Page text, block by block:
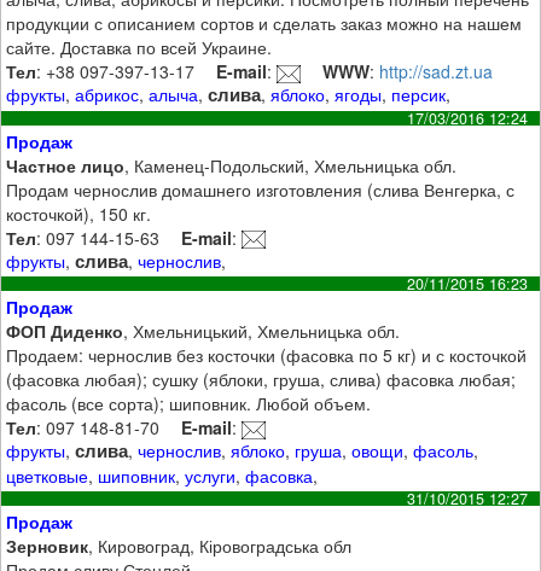
продукции с описанием сортов и сделать заказ можно на нашем
сайте. Доставка по всей Украине.
Тел: +38 097-397-13-17 E-mail: WWW: http://sad.zt.ua
фрукты,абрикос,алыча,слива,яблоко,ягоды, персик,
17/03/2016 12:24
Продаж
Частное лицо, Каменец-Подольский, Хмельницька обл.
Продам чернослив домашнего изготовления (слива Венгерка, с
косточкой), 150 кг.
Тел: 097 144-15-63 E-mail:
фрукты,слива,чернослив,
20/11/2015 16:23
Продаж
ФОП Диденко, Хмельницький, Хмельницька обл.
Продаем: чернослив без косточки (фасовка по 5 кг) и с косточкой
(фасовка любая); сушку (яблоки, груша, слива) фасовка любая;
фасоль (все сорта); шиповник. Любой объем.
Тел: 097 148-81-70 E-mail:
фрукты,слива,чернослив,яблоко, груша,овощи,фасоль,
цветковые, шиповник,услуги,фасовка,
31/10/2015 12:27
Продаж
Зерновик, Кировоград, Кіровоградська обл